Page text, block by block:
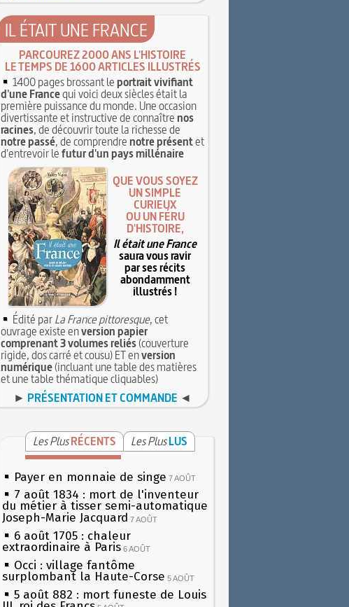
IL ÉTAIT UNE FRANCE
PARCOUREZ 2000 ANS L'HISTOIRE
LE TEMPS DE 1600 ARTICLES ILLUSTRÉS
1400 pages brossant leportrait vivifiant
d'une Francequi voici deux siècles était la
première puissance du monde. Une occasion
divertissante et instructive de connaîtrenos
racines, de découvrir toute la richesse de
notre passé, de comprendrenotre présentet
d'entrevoir lefutur d'un pays millénaire
QUE VOUS SOYEZ
UN SIMPLE
CURIEUX
OU UN FÉRU
D'HISTOIRE,
Il était une France
saura vous ravir
par ses récits
abondamment
illustrés !
Édité parLa France pittoresque, cet
ouvrage existe enversion papier
comprenant 3 volumes reliés(couverture
rigide, dos carré et cousu) ET enversion
numérique(incluant une table des matières
et une table thématique cliquables)
► PRÉSENTATION ET COMMANDE ◄
Les Plus RÉCENTS Les Plus LUS
Payer en monnaie de singe 7 AOÛT
7 août 1834 : mort de l'inventeur
du métier à tisser semi-automatique
Joseph-Marie Jacquard 7 AOÛT
6 août 1705 : chaleur
extraordinaire à Paris 6 AOÛT
Occi : village fantôme
surplombant la Haute-Corse 5 AOÛT
5 août 882 : mort funeste de Louis